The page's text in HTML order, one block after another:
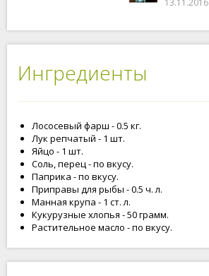
13.11.2016
Ингредиенты
Лососевый фарш - 0.5 кг.
Лук репчатый - 1 шт.
Яйцо - 1 шт.
Соль, перец - по вкусу.
Паприка - по вкусу.
Приправы для рыбы - 0.5 ч. л.
Манная крупа - 1 ст. л.
Кукурузные хлопья - 50 грамм.
Растительное масло - по вкусу.